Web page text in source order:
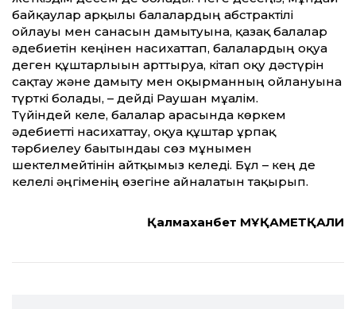
байқаулар арқылы балалардың абстрактілі
ойлауы мен санасын дамытуына, қазақ балалар
әдебиетін кеңінен насихат­тап, балалардың оқуға
деген құштарлығын арт­тыруға, кітап оқу дәстүрін
сақтау және дамыту мен оқырманның ойлануына
түрткі болады, – дейді Раушан мұғалім.
Түйіндей келе, балалар арасында көркем
әдебиет­ті насихат­тау, оқуға құштар ұрпақ
тәрбиелеу бағытындағы сөз мұнымен
шектелмейтінін айт­қымыз келеді. Бұл – кең де
келелі әңгіменің өзегіне айналатын тақырып.
Қалмаханбет МҰҚАМЕТҚАЛИ